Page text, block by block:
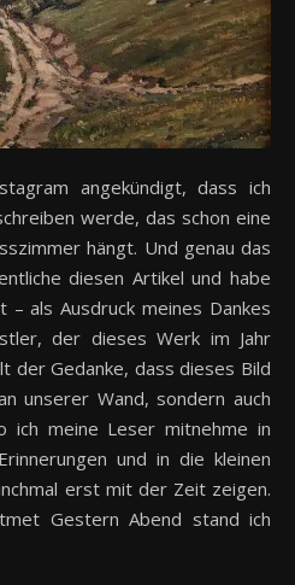
werde, das schon eine
hängt. Und genau das
diesen Artikel und habe
als Ausdruck meines Dankes
der dieses Werk im Jahr
der Gedanke, dass dieses Bild
unserer Wand, sondern auch
ich meine Leser mitnehme in
und in die kleinen
erst mit der Zeit zeigen.
Gestern Abend stand ich